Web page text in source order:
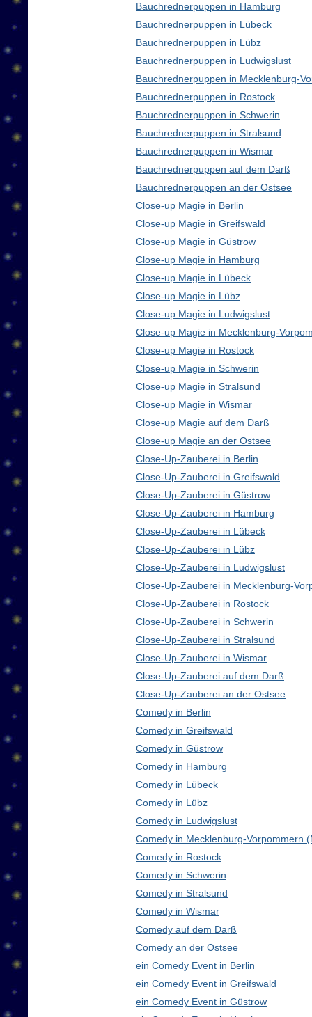
Bauchrednerpuppen in Hamburg
Bauchrednerpuppen in Lübeck
Bauchrednerpuppen in Lübz
Bauchrednerpuppen in Ludwigslust
Bauchrednerpuppen in Mecklenburg-
Bauchrednerpuppen in Rostock
Bauchrednerpuppen in Schwerin
Bauchrednerpuppen in Stralsund
Bauchrednerpuppen in Wismar
Bauchrednerpuppen auf dem Darß
Bauchrednerpuppen an der Ostsee
Close-up Magie in Berlin
Close-up Magie in Greifswald
Close-up Magie in Güstrow
Close-up Magie in Hamburg
Close-up Magie in Lübeck
Close-up Magie in Lübz
Close-up Magie in Ludwigslust
Close-up Magie in Mecklenburg-
Close-up Magie in Rostock
Close-up Magie in Schwerin
Close-up Magie in Stralsund
Close-up Magie in Wismar
Close-up Magie auf dem Darß
Close-up Magie an der Ostsee
Close-Up-Zauberei in Berlin
Close-Up-Zauberei in Greifswald
Close-Up-Zauberei in Güstrow
Close-Up-Zauberei in Hamburg
Close-Up-Zauberei in Lübeck
Close-Up-Zauberei in Lübz
Close-Up-Zauberei in Ludwigslust
Close-Up-Zauberei in Mecklenburg-
Close-Up-Zauberei in Rostock
Close-Up-Zauberei in Schwerin
Close-Up-Zauberei in Stralsund
Close-Up-Zauberei in Wismar
Close-Up-Zauberei auf dem Darß
Close-Up-Zauberei an der Ostsee
Comedy in Berlin
Comedy in Greifswald
Comedy in Güstrow
Comedy in Hamburg
Comedy in Lübeck
Comedy in Lübz
Comedy in Ludwigslust
Comedy in Mecklenburg-Vorpommern
Comedy in Rostock
Comedy in Schwerin
Comedy in Stralsund
Comedy in Wismar
Comedy auf dem Darß
Comedy an der Ostsee
ein Comedy Event in Berlin
ein Comedy Event in Greifswald
ein Comedy Event in Güstrow